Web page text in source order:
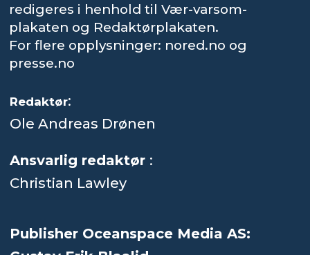
redigeres i henhold til Vær-varsom-
plakaten og Redaktørplakaten.
For flere opplysninger: nored.no og
presse.no
Redaktør:
Ole Andreas Drønen
Ansvarlig redaktør :
Christian Lawley
Publisher Oceanspace Media AS: